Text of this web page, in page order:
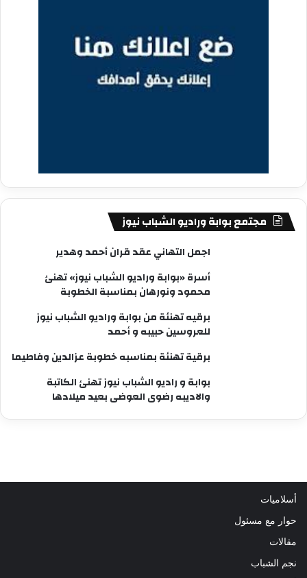
مجتمع بوابة وراديو الشباب نيوز
اجمل التهاني عقد قران أحمد وهدير
أسرة «بوابة وراديو الشباب نيوز» تهنئ
محمود ونورهان بمناسبة الخطوبة
برقيه تهنئة من بوابة وراديو الشباب نيوز
للعروسين حبيبه و أحمد
برقية تهنئة بمناسبه خطوبة عزالدين وفاطيما
بوابة و راديو الشباب نيوز تهنئ الكاتبة
والاديبه رضوى العوضى بعيد ميلادها
أسلاميات
حوار مع مسئول
مقالات
نجم الشباب